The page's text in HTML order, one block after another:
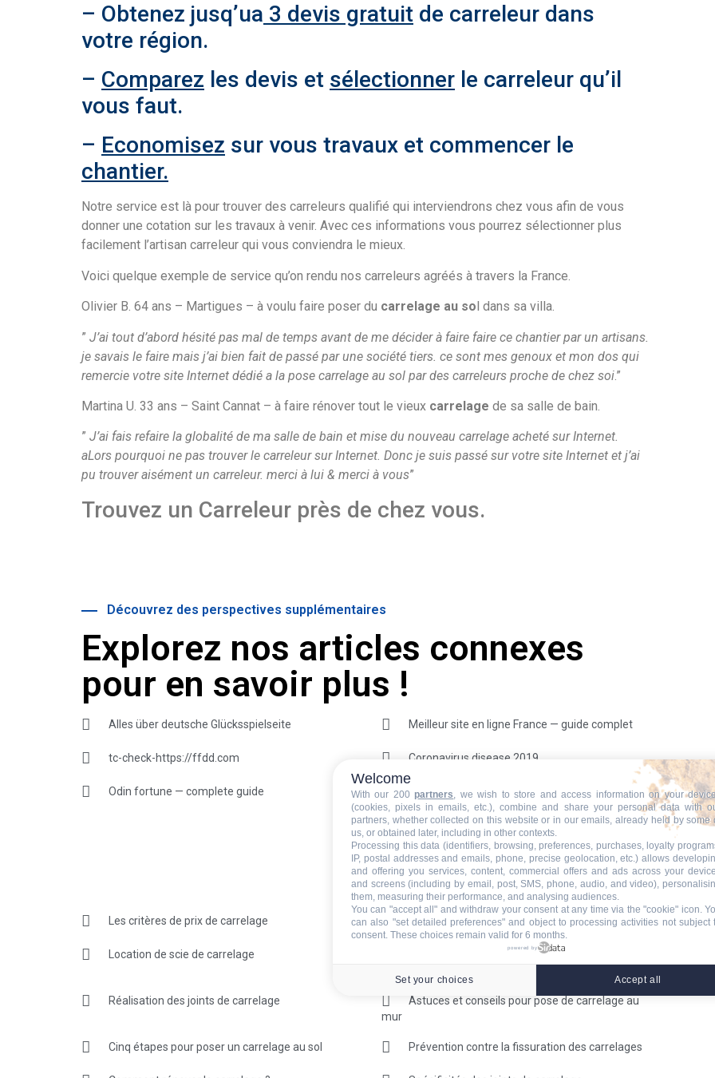
– Obtenez jusq’ua 3 devis gratuit de carreleur dans
votre région.
– Comparez les devis et sélectionner le carreleur qu’il
vous faut.
– Economisez sur vous travaux et commencer le
chantier.
Notre service est là pour trouver des carreleurs qualifié qui interviendrons chez vous afin de vous
donner une cotation sur les travaux à venir. Avec ces informations vous pourrez sélectionner plus
facilement l’artisan carreleur qui vous conviendra le mieux.
Voici quelque exemple de service qu’on rendu nos carreleurs agréés à travers la France.
Olivier B. 64 ans – Martigues – à voulu faire poser du carrelage au so l dans sa villa.
” J’ai tout d’abord hésité pas mal de temps avant de me décider à faire faire ce chantier par un artisans.
je savais le faire mais j’ai bien fait de passé par une société tiers. ce sont mes genoux et mon dos qui
remercie votre site Internet dédié a la pose carrelage au sol par des carreleurs proche de chez soi.”
Martina U. 33 ans – Saint Cannat – à faire rénover tout le vieux carrelage de sa salle de bain.
” J’ai fais refaire la globalité de ma salle de bain et mise du nouveau carrelage acheté sur Internet.
aLors pourquoi ne pas trouver le carreleur sur Internet. Donc je suis passé sur votre site Internet et j’ai
pu trouver aisément un carreleur. merci à lui & merci à vous”
Trouvez un Carreleur près de chez vous.
Découvrez des perspectives supplémentaires
Explorez nos articles connexes
pour en savoir plus !
Alles über deutsche Glücksspielseite Meilleur site en ligne France — guide complet
tc-check-https://ffdd.com Coronavirus disease 2019
Odin fortune — complete guide
Example Post for
WordPress
Les critères de prix de carrelage Paramètres de prix de la pose de carrelage
Location de scie de carrelage
Carrelage Easy 4 + : la solution de carrelage de
Réalisation des joints de carrelage
Astuces et conseils pour pose de carrelage au
mur
Cinq étapes pour poser un carrelage au sol Prévention contre la fissuration des carrelages
Welcome
With our 200 partners, we wish to store and access information on your
(cookies, pixels in emails, etc.), combine and share your personal data with
partners, whether collected on this website or in our emails, already held by some
us, or obtained later, including in other contexts.
Processing this data (identifiers, browsing, preferences, purchases, loyalty
IP, postal addresses and emails, phone, precise geolocation, etc.) allows
and offering you services, content, commercial offers and ads across your
and screens (including by email, post, SMS, phone, audio, and video),
them, measuring their performance, and analysing audiences.
You can "accept all" and withdraw your consent at any time via the "cookie" icon.
can also "set detailed preferences" and object to processing activities not subject
consent. These choices remain valid for 6 months.
powered by
Set your choices Accept all